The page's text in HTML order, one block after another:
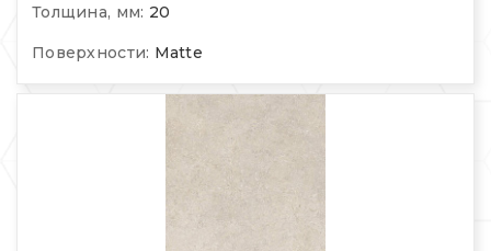
Толщина, мм: 20
Поверхности: Matte